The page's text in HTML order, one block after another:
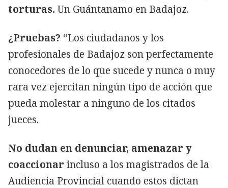
torturas. Un Guántanamo en Badajoz.
¿Pruebas? “Los ciudadanos y los
profesionales de Badajoz son perfectamente
conocedores de lo que sucede y nunca o muy
rara vez ejercitan ningún tipo de acción que
pueda molestar a ninguno de los citados
jueces.
No dudan en denunciar, amenazar y
coaccionarincluso a los magistrados de la
Audiencia Provincial cuando estos dictan